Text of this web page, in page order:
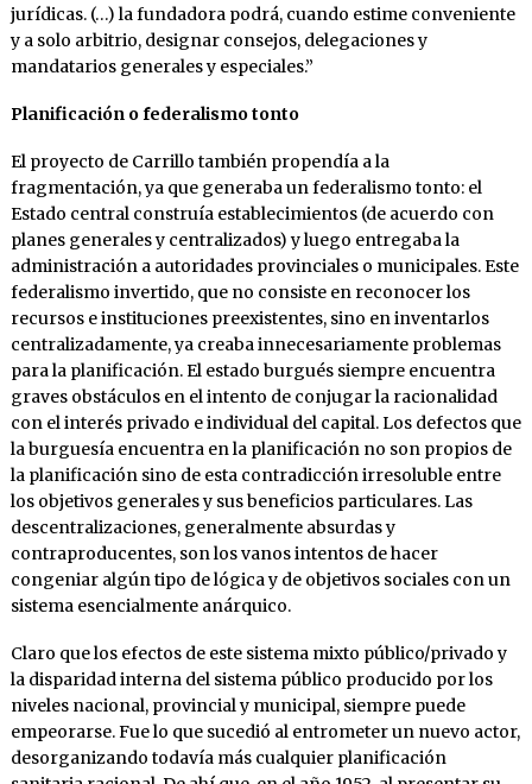
jurídicas. (…) la fundadora podrá, cuando estime conveniente
y a solo arbitrio, designar consejos, delegaciones y
mandatarios generales y especiales.”
Planificación o federalismo tonto
El proyecto de Carrillo también propendía a la
fragmentación, ya que generaba un federalismo tonto: el
Estado central construía establecimientos (de acuerdo con
planes generales y centralizados) y luego entregaba la
administración a autoridades provinciales o municipales. Este
federalismo invertido, que no consiste en reconocer los
recursos e instituciones preexistentes, sino en inventarlos
centralizadamente, ya creaba innecesariamente problemas
para la planificación. El estado burgués siempre encuentra
graves obstáculos en el intento de conjugar la racionalidad
con el interés privado e individual del capital. Los defectos que
la burguesía encuentra en la planificación no son propios de
la planificación sino de esta contradicción irresoluble entre
los objetivos generales y sus beneficios particulares. Las
descentralizaciones, generalmente absurdas y
contraproducentes, son los vanos intentos de hacer
congeniar algún tipo de lógica y de objetivos sociales con un
sistema esencialmente anárquico.
Claro que los efectos de este sistema mixto público/privado y
la disparidad interna del sistema público producido por los
niveles nacional, provincial y municipal, siempre puede
empeorarse. Fue lo que sucedió al entrometer un nuevo actor,
desorganizando todavía más cualquier planificación